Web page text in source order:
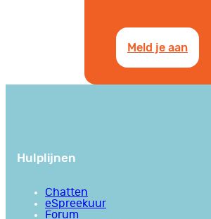
Meld je aan
Hulplijnen
Chatten
eSpreekuur
Forum